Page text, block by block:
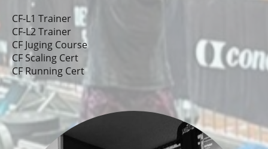
CF-L1 Trainer
CF-L2 Trainer
CF Juging Course
CF Scaling Cert
CF Running Cert